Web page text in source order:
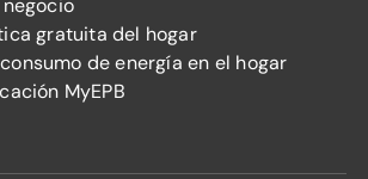
gratuita del hogar
de energía en el hogar
MyEPB